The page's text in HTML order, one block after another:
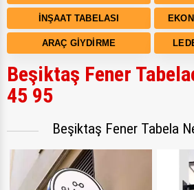
İNŞAAT TABELASI
ARAÇ GIYDIRME
Beşiktaş Fener
45 95
Beşiktaş Fener Tabela